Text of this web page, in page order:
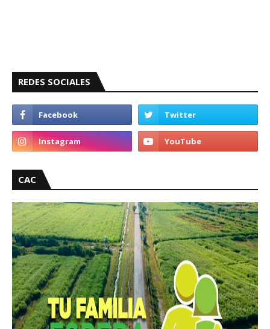
REDES SOCIALES
CAC